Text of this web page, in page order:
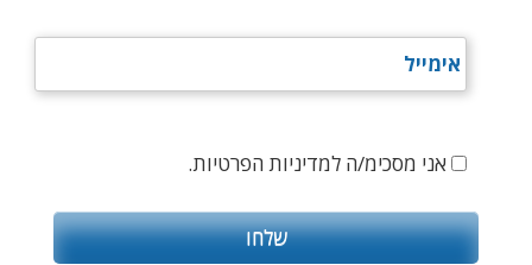
אני מסכימ/ה למדיניות הפרטיות.